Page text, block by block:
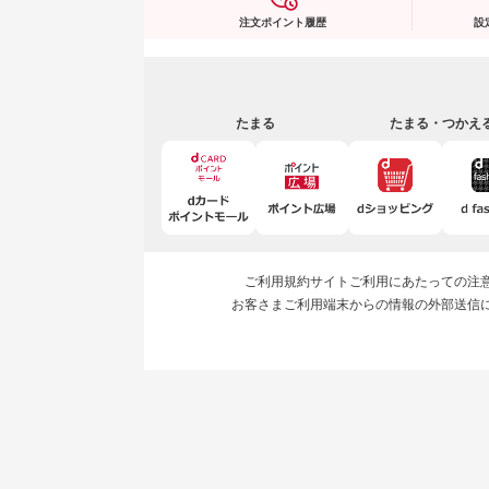
注文ポイント履歴 設
たまる たまる・つかえ
ご利用規約サイトご利用にあたっての注
お客さまご利用端末からの情報の外部送信